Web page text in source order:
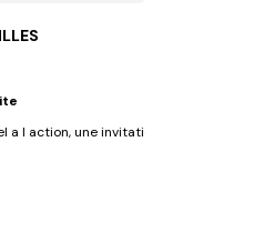
a l action, une invitation solennelle